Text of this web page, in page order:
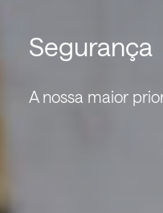
Segurança
A nossa maior